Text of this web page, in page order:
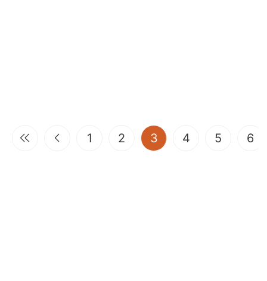
1 2 3(current)
4 5 6